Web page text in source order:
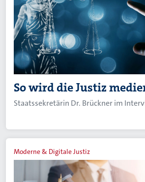
So wird die Justiz
Staatssekretärin Dr. Brückner im
Moderne & Digitale Justiz